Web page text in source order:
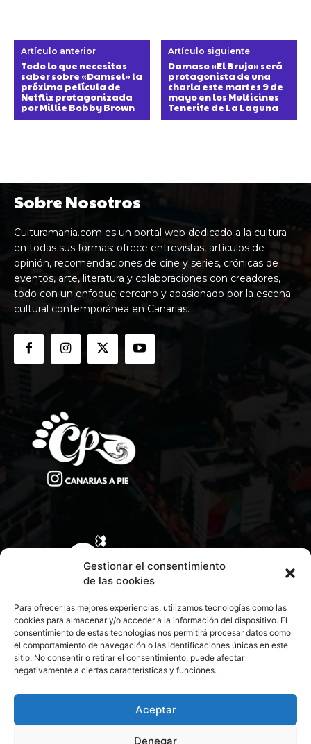
Gestionar el consentimiento
de las cookies
Para ofrecer las mejores experiencias, utilizamos tecnologías como las
cookies para almacenar y/o acceder a la información del dispositivo. El
consentimiento de estas tecnologías nos permitirá procesar datos como
el comportamiento de navegación o las identificaciones únicas en este
sitio. No consentir o retirar el consentimiento, puede afectar
negativamente a ciertas características y funciones.
Aceptar
Denegar
Artículo anterior
Todo lo que necesitas
saber sobre «Damsel» la
próxima película de
Netflix protagonizada
por Millie Bobby Brown
Artículo siguiente
Damaso «El Brujo» será
protagonista de una
charla este martes 9 de
mayo en los Multicines
Tenerife de La Laguna
Sobre Nosotros
Culturamania.com es un portal web dedicado a la cultura
en todas sus formas: ofrece entrevistas, artículos de
opinión, recomendaciones de cine y series, crónicas de
eventos, arte, literatura y colaboraciones con creadores,
todo con un enfoque cercano y apasionado por la escena
cultural contemporánea en Canarias.
CONTACTA CON NOSOTROS